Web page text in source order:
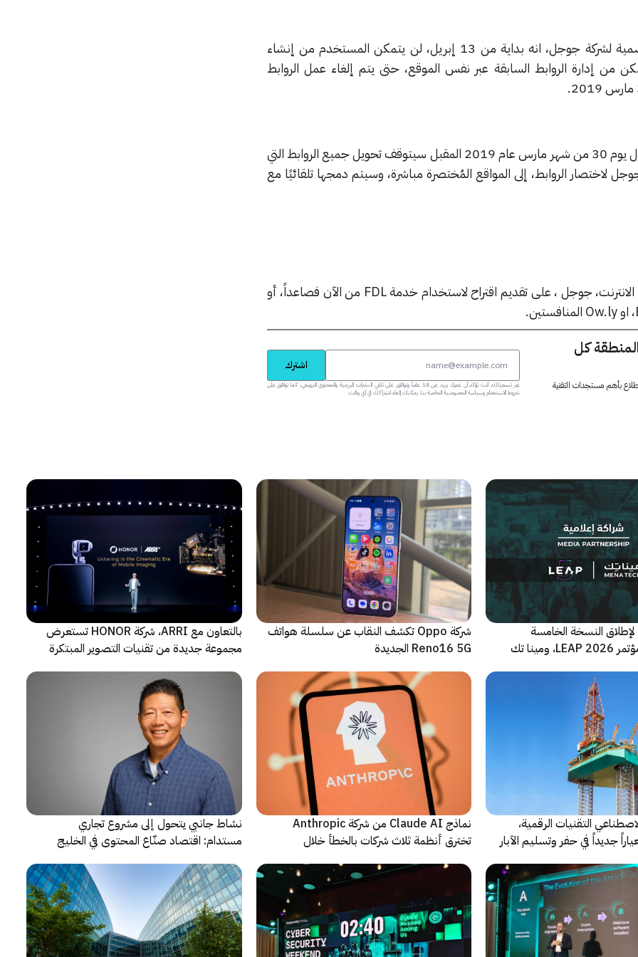
وحسب ما نشر على المدونة الرسمية لشركة جوجل، انه بداية من 13 إبريل، لن يتمكن المستخدم من إنشاء
من إدارة الروابط السابقة عبر نفس الموقع، حتى يتم إلغاء عمل الروابط
وذكرت جوجل عبر البيان، أنه بحلول يوم 30 من شهر مارس عام 2019 المقبل سيتوقف تحويل جميع الروابط التي
لاختصار الروابط، إلى المواقع المُختصرة مباشرة، وسيتم دمجها تلقائيًا مع
كما حرصت أكبر محرك بحث على الانترنت، جوجل ، على تقديم اقتراح لاستخدام خدمة FDL من الآن فصاعداً، أو
كل
بأهم مستجدات التقنية
اشترك
عبر تسجيلك، أنت تؤكد أن عمرك يزيد عن 18 عاماً وتوافق على تلقي النشرات البريدية والمحتوى الترويجي، كما توافق على
شروط الاستخدام وسياسة الخصوصية الخاصة بنا. يمكنك إلغاء اشتراكك في أي وقت.
النسخة الخامسة
والأضخم من مؤتمر LEAP 2026، ومينا تك
شركة Oppo تكشف النقاب عن سلسلة هواتف
Reno16 5G الجديدة
بالتعاون مع ARRI، شركة HONOR تستعرض
مجموعة جديدة من تقنيات التصوير المبتكرة
التقنيات الرقمية،
جديداً في حفر وتسليم الآبار
نماذج Claude AI من شركة Anthropic
تخترق أنظمة ثلاث شركات بالخطأ خلال
نشاط جانبي يتحول إلى مشروع تجاري
مستدام: اقتصاد صنّاع المحتوى في الخليج